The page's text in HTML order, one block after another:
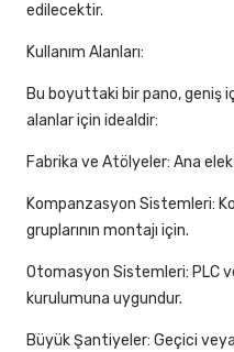
edilecektir.
Kullanım Alanları:
Bu boyuttaki bir pano, geniş
alanlar için idealdir:
Fabrika ve Atölyeler: Ana
Kompanzasyon Sistemleri:
gruplarının montajı için.
Otomasyon Sistemleri: PLC
kurulumuna uygundur.
Büyük Şantiyeler: Geçici veya